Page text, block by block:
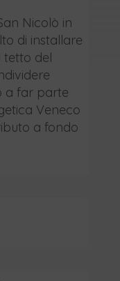
Nicolò in
di installare
tetto del
a far parte
Veneco
a fondo